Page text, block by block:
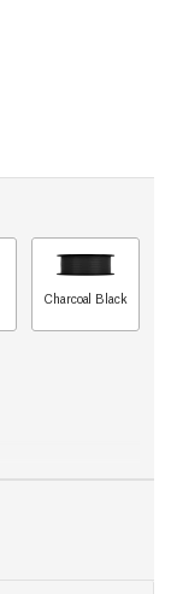
Charcoal Black